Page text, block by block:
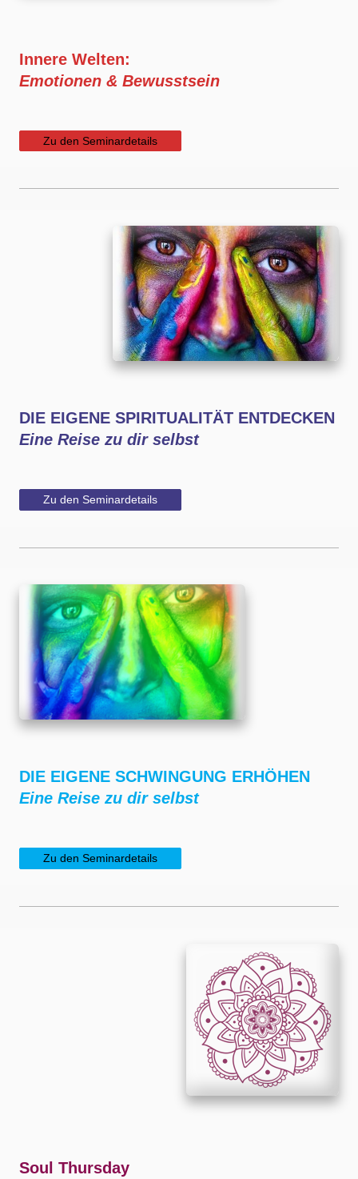
Innere Welten:
Emotionen & Bewusstsein
Zu den Seminardetails
DIE EIGENE SPIRITUALITÄT ENTDECKEN
Eine Reise zu dir selbst
Zu den Seminardetails
DIE EIGENE SCHWINGUNG ERHÖHEN
Eine Reise zu dir selbst
Zu den Seminardetails
Soul Thursday